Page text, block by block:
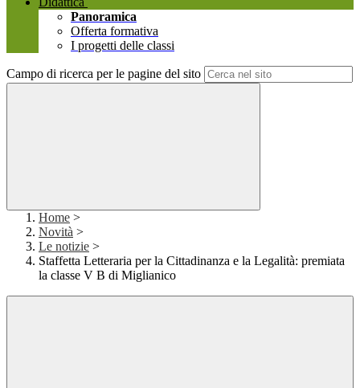
Panoramica
Offerta formativa
I progetti delle classi
Campo di ricerca per le pagine del sito
Home >
Novità >
Le notizie >
Staffetta Letteraria per la Cittadinanza e la Legalità: premiata
la classe V B di Miglianico